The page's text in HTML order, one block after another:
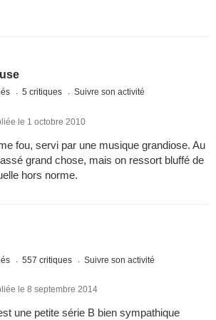
5 critiques Suivre son activité
le 1 octobre 2010
fou, servi par une musique grandiose. Au
grand chose, mais on ressort bluffé de
hors norme.
557 critiques Suivre son activité
le 8 septembre 2014
une petite série B bien sympathique